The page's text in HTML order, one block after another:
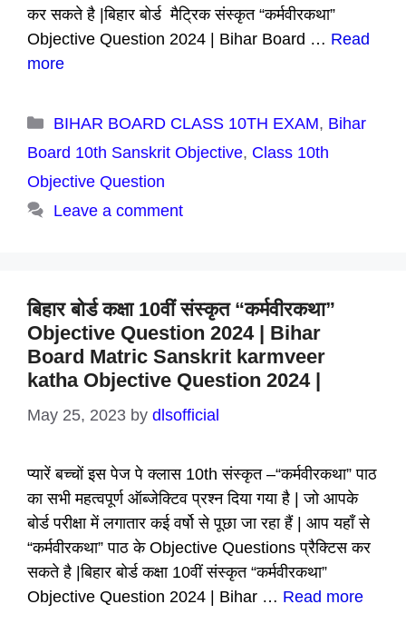
कर सकते है |बिहार बोर्ड मैट्रिक संस्कृत “कर्मवीरकथा”
Objective Question 2024 | Bihar Board … Read
more
Categories
BIHAR BOARD CLASS 10TH EXAM, Bihar
Board 10th Sanskrit Objective, Class 10th
Objective Question
Leave a comment
बिहार बोर्ड कक्षा 10वीं संस्कृत “कर्मवीरकथा”
Objective Question 2024 | Bihar
Board Matric Sanskrit karmveer
katha Objective Question 2024 |
May 25, 2023 by dlsofficial
प्यारें बच्चों इस पेज पे क्लास 10th संस्कृत –“कर्मवीरकथा” पाठ
का सभी महत्वपूर्ण ऑब्जेक्टिव प्रश्न दिया गया है | जो आपके
बोर्ड परीक्षा में लगातार कई वर्षो से पूछा जा रहा हैं | आप यहाँ से
“कर्मवीरकथा” पाठ के Objective Questions प्रैक्टिस कर
सकते है |बिहार बोर्ड कक्षा 10वीं संस्कृत “कर्मवीरकथा”
Objective Question 2024 | Bihar … Read more